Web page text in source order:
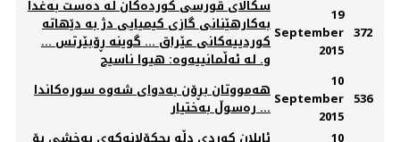
سکاڵای قورسی کورده‌کان له‌ ده‌ست به‌غدا
به‌کارهێنانی گازی کیمیایی دژ به‌ دێهاته‌
کوردییه‌کانی عێراق ... گوینه‌ ڕۆبێرتس ...
و. له‌ ئه‌ڵمانییه‌وه‌: هیوا ناسیح
19
September
2015
372
هه‌مووتان بڕۆن به‌دوای شه‌وه‌ سوره‌كاندا
... ره‌سوڵ به‌ختیار
10
September
2015
536